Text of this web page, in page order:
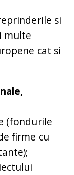
si
multe
cat si
(fondurile
firme cu